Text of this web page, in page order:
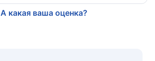
А какая ваша оценка?